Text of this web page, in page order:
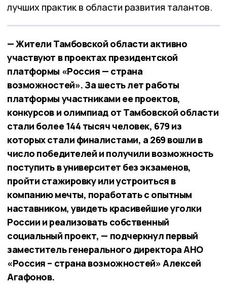
лучших практик в области развития талантов.
— Жители Тамбовской области активно
участвуют в проектах президентской
платформы «Россия — страна
возможностей». За шесть лет работы
платформы участниками ее проектов,
конкурсов и олимпиад от Тамбовской области
стали более 144 тысяч человек, 679 из
которых стали финалистами, а 269 вошли в
число победителей и получили возможность
поступить в университет без экзаменов,
пройти стажировку или устроиться в
компанию мечты, поработать с опытным
наставником, увидеть красивейшие уголки
России и реализовать собственный
социальный проект, — подчеркнул первый
заместитель генерального директора АНО
«Россия – страна возможностей»Алексей
Агафонов.